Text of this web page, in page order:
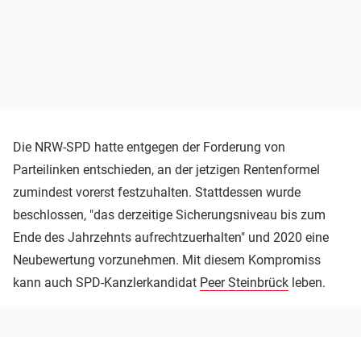
Die NRW-SPD hatte entgegen der Forderung von
Parteilinken entschieden, an der jetzigen Rentenformel
zumindest vorerst festzuhalten. Stattdessen wurde
beschlossen, "das derzeitige Sicherungsniveau bis zum
Ende des Jahrzehnts aufrechtzuerhalten" und 2020 eine
Neubewertung vorzunehmen. Mit diesem Kompromiss
kann auch SPD-Kanzlerkandidat Peer Steinbrück leben.